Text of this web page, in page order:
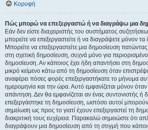
Κορυφή
Πώς μπορώ να επεξεργαστώ ή να διαγράψω μια
Εάν δεν είστε διαχειριστής του συστήματος
μπορείτε να επεξεργαστείτε ή να διαγράψετε μόνον
Μπορείτε να επεξεργαστείτε μια δημοσίευση
στη σχετική δημοσίευση, συχνά μόνο για
δημοσίευση. Αν κάποιος έχει ήδη απαντήσει στη
μικρό κείμενο κάτω από τη δημοσίευση όταν
αναφέρει πόσες φορές επεξεργαστήκατε το μήνυμα
ημερομηνία και την ώρα. Αυτό εμφανίζεται μόνον όταν
απάντηση. Δεν θα εμφανίζεται αν ένας συντονιστής ή
επεξεργάστηκε τη δημοσίευση, ωστόσο αυτοί
σημείωση ως προς το γιατί έχουν επεξεργαστεί τη
διακριτική τους ευχέρεια. Παρακαλώ σημειώστε ότι
διαγράψουν μια δημοσίευση από τη στιγμή που